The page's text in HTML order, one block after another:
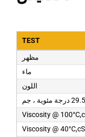
TEST
مظهر
ماء
اللون
Viscosity @
Viscosity @